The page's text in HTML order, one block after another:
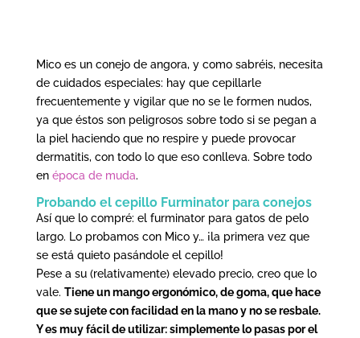
Mico es un conejo de angora, y como sabréis, necesita
de cuidados especiales: hay que cepillarle
frecuentemente y vigilar que no se le formen nudos,
ya que éstos son peligrosos sobre todo si se pegan a
la piel haciendo que no respire y puede provocar
dermatitis, con todo lo que eso conlleva. Sobre todo
en época de muda.
Probando el cepillo Furminator para conejos
Así que lo compré: el furminator para gatos de pelo
largo. Lo probamos con Mico y… ¡la primera vez que
se está quieto pasándole el cepillo!
Pese a su (relativamente) elevado precio, creo que lo
vale. Tiene un mango ergonómico, de goma, que hace
que se sujete con facilidad en la mano y no se resbale.
Y es muy fácil de utilizar: simplemente lo pasas por el